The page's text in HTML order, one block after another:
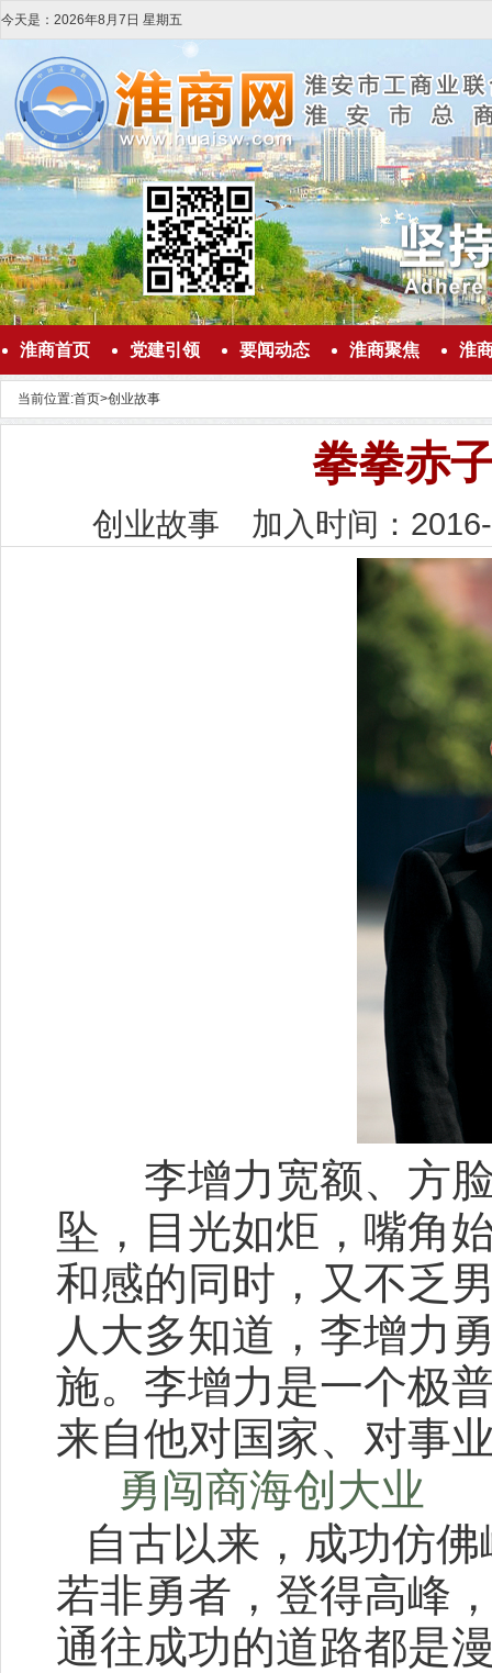
今天是： 2026年8 月 7 日 星期五
淮商首页 党建引领 要闻动态 淮商聚焦 淮
当前位置:首页>创业故事
拳拳赤
创业故事 加入时间：
李增力宽额、方
坠，目光如炬，嘴角
和感的同时，又不乏
人大多知道，李增力
施。李增力是一个极
来自他对国家、对事
勇闯商海创大业
自古以来，成功仿
若非勇者，登得高峰
通往成功的道路都是